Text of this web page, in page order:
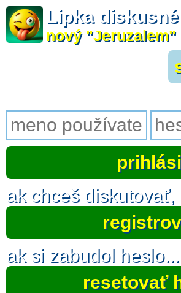
Lipka
nový "Jeruzalem"
ak chceš diskutovať,
ak si zabudol heslo...
resetovať